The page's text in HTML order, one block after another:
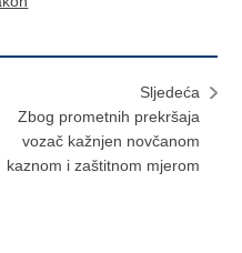
Sljedeća
Zbog prometnih prekršaja
vozač kažnjen novčanom
kaznom i zaštitnom mjerom